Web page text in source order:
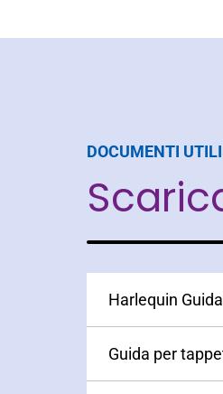
DOCUMENTI UTILI
Harlequin
Guida per